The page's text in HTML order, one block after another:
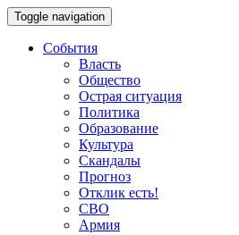
Toggle navigation
События
Власть
Общество
Острая ситуация
Политика
Образование
Культура
Скандалы
Прогноз
Отклик есть!
СВО
Армия